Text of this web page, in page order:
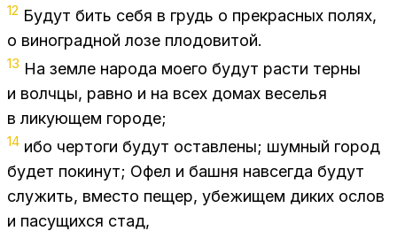
12 Бу­дут бить себя в грудь о пре­крас­ных по­лях,
о ви­но­град­ной лозе пло­до­ви­той.
13 На зем­ле на­ро­да мо­е­го бу­дут рас­ти тер­ны
и вол­ч­цы, рав­но и на всех до­мах ве­се­лья
в ли­ку­ю­щем го­ро­де;
14 ибо чер­то­ги бу­дут остав­ле­ны; шум­ный го­род
бу­дет по­ки­нут; Офел и баш­ня на­все­гда бу­дут
слу­жить, вме­сто пе­щер, убе­жи­щем ди­ких ослов
и па­су­щих­ся стад,